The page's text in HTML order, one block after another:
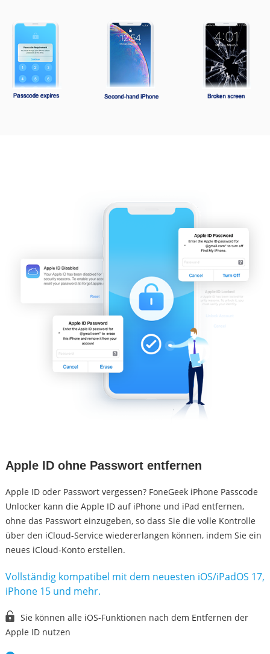
Apple ID ohne Passwort entfernen
Apple ID oder Passwort vergessen? FoneGeek iPhone Passcode
Unlocker kann die Apple ID auf iPhone und iPad entfernen,
ohne das Passwort einzugeben, so dass Sie die volle Kontrolle
über den iCloud-Service wiedererlangen können, indem Sie ein
neues iCloud-Konto erstellen.
Vollständig kompatibel mit dem neuesten iOS/iPadOS 17,
iPhone 15 und mehr.
Sie können alle iOS-Funktionen nach dem Entfernen der
Apple ID nutzen